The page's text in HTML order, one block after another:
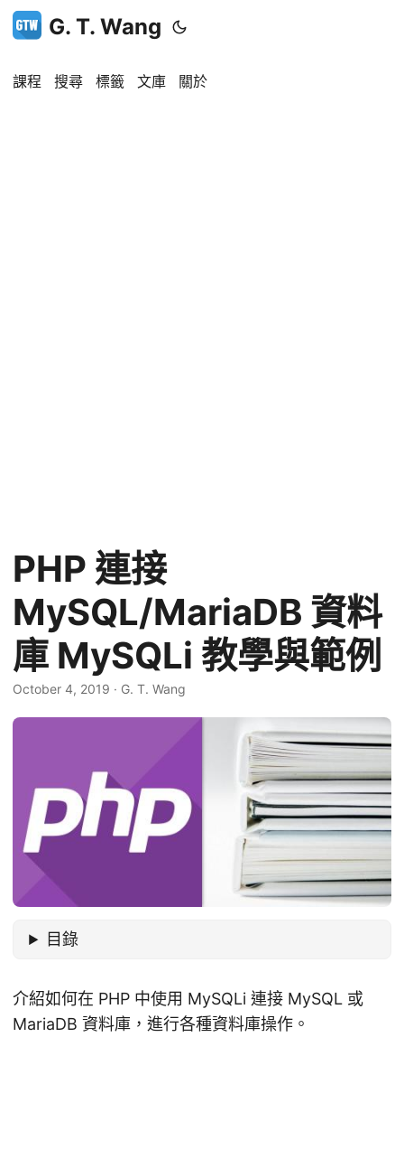
G. T. Wang
課程 搜尋 標籤 文庫 關於
PHP 連接
MySQL/MariaDB 資料
庫 MySQLi 教學與範例
October 4, 2019 · G. T. Wang
目錄
介紹如何在 PHP 中使用 MySQLi 連接 MySQL 或
MariaDB 資料庫，進行各種資料庫操作。